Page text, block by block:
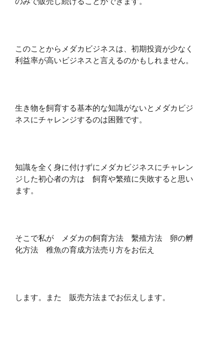
このことからメダカビジネスは、初期投資が少なく
利益率が高いビジネスと言えるのかもしれません。
生き物を飼育する基本的な知識がないとメダカビジ
ネスにチャレンジするのは困難です。
知識を全く身に付けずにメダカビジネスにチャレン
ジした初心者の方は 飼育や繁殖に失敗すると思い
ます。
そこで私が メダカの飼育方法 繫殖方法 卵の孵
化方法 稚魚の育成方法売り方をお伝え
します。また 販売方法までお伝えします。